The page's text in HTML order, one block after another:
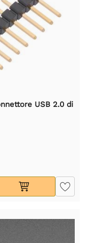
USB 2.0 di